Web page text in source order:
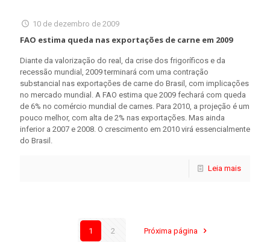
10 de dezembro de 2009
FAO estima queda nas exportações de carne em 2009
Diante da valorização do real, da crise dos frigoríficos e da
recessão mundial, 2009 terminará com uma contração
substancial nas exportações de carne do Brasil, com implicações
no mercado mundial. A FAO estima que 2009 fechará com queda
de 6% no comércio mundial de carnes. Para 2010, a projeção é um
pouco melhor, com alta de 2% nas exportações. Mas ainda
inferior a 2007 e 2008. O crescimento em 2010 virá essencialmente
do Brasil.
Leia mais
1 2 Próxima página